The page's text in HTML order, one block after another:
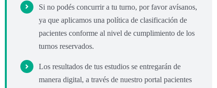
Si no podés concurrir a tu turno, por favor avísanos,
ya que aplicamos una política de clasificación de
pacientes conforme al nivel de cumplimiento de los
turnos reservados.
Los resultados de tus estudios se entregarán de
manera digital, a través de nuestro portal pacientes